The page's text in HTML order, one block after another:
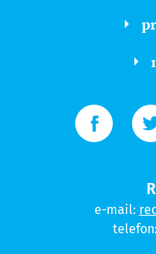
e-mail:
telefon: